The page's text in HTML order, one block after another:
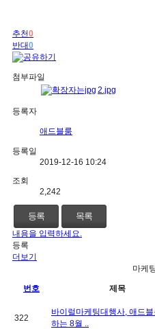
추천0
반대0
첨부파일
2.jpg
등록자
애드블룸
등록일
2019-12-16 10:24
조회
2,242
등록 목록
내용을 입력하세요.
등록
더보기
마케
번호 제목
322
바이럴마케팅대행사, 애드
하는 8월 ..